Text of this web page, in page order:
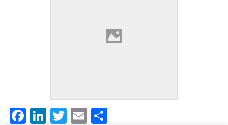
F
Li
T
E